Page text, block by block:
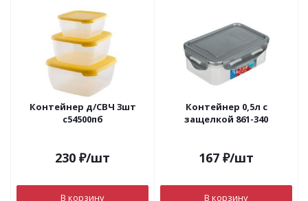
Контейнер д/СВЧ 3шт
с54500пб
230 ₽/шт
В корзину
Контейнер 0,5л с
защелкой 861-340
167 ₽/шт
В корзину